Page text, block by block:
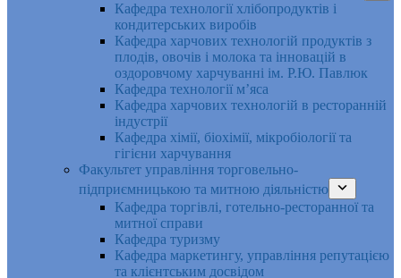
Кафедра технології хлібопродуктів і
кондитерських виробів
Кафедра харчових технологій продуктів з
плодів, овочів і молока та інновацій в
оздоровчому харчуванні ім. Р.Ю. Павлюк
Кафедра технології м’яса
Кафедра харчових технологій в ресторанній
індустрії
Кафедра хімії, біохімії, мікробіології та
гігієни харчування
Факультет управління торговельно-
підприємницькою та митною діяльністю
Кафедра торгівлі, готельно-ресторанної та
митної справи
Кафедра туризму
Кафедра маркетингу, управління репутацією
та клієнтським досвідом